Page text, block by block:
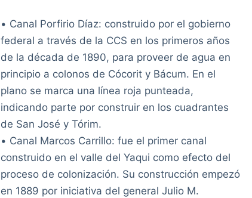
• Canal Porfirio Díaz: construido por el gobierno
federal a través de la CCS en los primeros años
de la década de 1890, para proveer de agua en
principio a colonos de Cócorit y Bácum. En el
plano se marca una línea roja punteada,
indicando parte por construir en los cuadrantes
de San José y Tórim.
• Canal Marcos Carrillo: fue el primer canal
construido en el valle del Yaqui como efecto del
proceso de colonización. Su construcción empezó
en 1889 por iniciativa del general Julio M.